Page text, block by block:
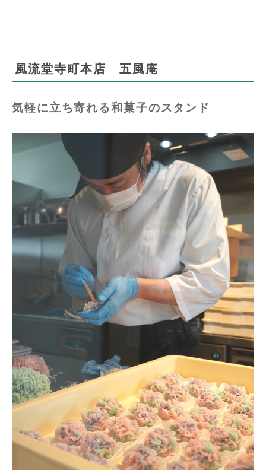
風流堂寺町本店 五風庵
気軽に立ち寄れる和菓子のスタンド